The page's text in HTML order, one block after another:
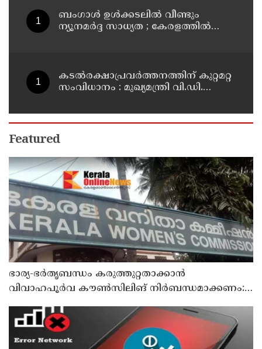
ബംഗാൾ ഉൾക്കടലിൽ വീണ്ടും
ന്യൂനമർദ്ദ സാധ്യത ; കേരളത്തിൽ
കടൽരക്ഷാപ്രവർത്തനത്തിന് കുറ്റമറ്റ
സംവിധാനം : മുഖ്യമന്ത്രി വി.ഡി.
Featured
ഭാര്യ-ഭർതൃബന്ധം കരുത്തുറ്റതാക്കാൻ
വിവാഹപൂർവ കൗൺസിലിങ് നിർബന്ധമാക്കണം: